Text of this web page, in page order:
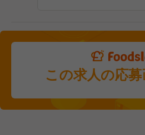
この求人の応